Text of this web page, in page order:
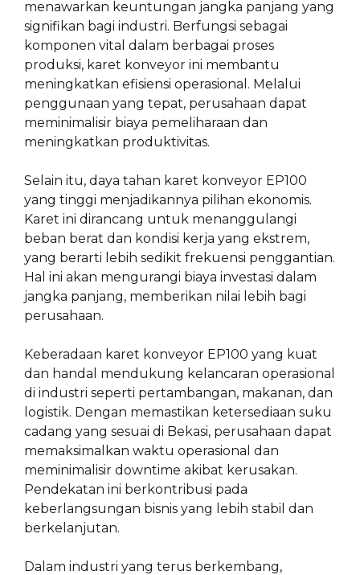
menawarkan keuntungan jangka panjang yang
signifikan bagi industri. Berfungsi sebagai
komponen vital dalam berbagai proses
produksi, karet konveyor ini membantu
meningkatkan efisiensi operasional. Melalui
penggunaan yang tepat, perusahaan dapat
meminimalisir biaya pemeliharaan dan
meningkatkan produktivitas.
Selain itu, daya tahan karet konveyor EP100
yang tinggi menjadikannya pilihan ekonomis.
Karet ini dirancang untuk menanggulangi
beban berat dan kondisi kerja yang ekstrem,
yang berarti lebih sedikit frekuensi penggantian.
Hal ini akan mengurangi biaya investasi dalam
jangka panjang, memberikan nilai lebih bagi
perusahaan.
Keberadaan karet konveyor EP100 yang kuat
dan handal mendukung kelancaran operasional
di industri seperti pertambangan, makanan, dan
logistik. Dengan memastikan ketersediaan suku
cadang yang sesuai di Bekasi, perusahaan dapat
memaksimalkan waktu operasional dan
meminimalisir downtime akibat kerusakan.
Pendekatan ini berkontribusi pada
keberlangsungan bisnis yang lebih stabil dan
berkelanjutan.
Dalam industri yang terus berkembang,